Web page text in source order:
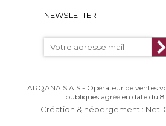
NEWSLETTER
ARQANA S.A.S - Opérateur de ventes
publiques agréé en date du
Création & hébergement :